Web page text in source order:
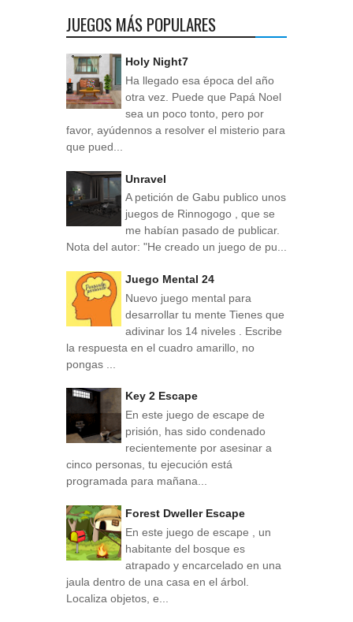
JUEGOS MÁS POPULARES
Holy Night7
Ha llegado esa época del año
otra vez. Puede que Papá Noel
sea un poco tonto, pero por
favor, ayúdennos a resolver el misterio para
que pued...
Unravel
A petición de Gabu publico unos
juegos de Rinnogogo , que se
me habían pasado de publicar.
Nota del autor: "He creado un juego de pu...
Juego Mental 24
Nuevo juego mental para
desarrollar tu mente Tienes que
adivinar los 14 niveles . Escribe
la respuesta en el cuadro amarillo, no
pongas ...
Key 2 Escape
En este juego de escape de
prisión, has sido condenado
recientemente por asesinar a
cinco personas, tu ejecución está
programada para mañana...
Forest Dweller Escape
En este juego de escape , un
habitante del bosque es
atrapado y encarcelado en una
jaula dentro de una casa en el árbol.
Localiza objetos, e...